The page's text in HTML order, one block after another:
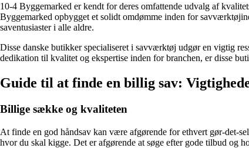
10-4 Byggemarked er kendt for deres omfattende udvalg af
Byggemarked opbygget et solidt omdømme inden for
saventusiaster i alle aldre.
Disse danske butikker specialiseret i savværktøj udgør en vigtig
dedikation til kvalitet og ekspertise inden for branchen, er disse
Guide til at finde en billig sav:
Billige sække og kvaliteten
At finde en god håndsav kan være afgørende for ethvert gør-det-
hvor du skal kigge. Det er afgørende at søge efter gode tilbud og